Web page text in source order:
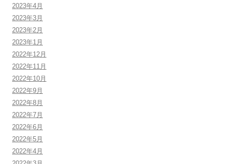
2023年4月
2023年3月
2023年2月
2023年1月
2022年12月
2022年11月
2022年10月
2022年9月
2022年8月
2022年7月
2022年6月
2022年5月
2022年4月